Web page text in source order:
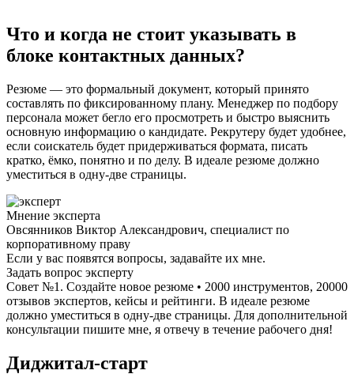
Что и когда не стоит указывать в
блоке контактных данных?
Резюме — это формальный документ, который принято
составлять по фиксированному плану. Менеджер по подбору
персонала может бегло его просмотреть и быстро выяснить
основную информацию о кандидате. Рекрутеру будет удобнее,
если соискатель будет придерживаться формата, писать
кратко, ёмко, понятно и по делу. В идеале резюме должно
уместиться в одну-две страницы.
Мнение эксперта
Овсянников Виктор Александрович, специалист по
корпоративному праву
Если у вас появятся вопросы, задавайте их мне.
Задать вопрос эксперту
Совет №1. Создайте новое резюме • 2000 инструментов, 20000
отзывов экспертов, кейсы и рейтинги. В идеале резюме
должно уместиться в одну-две страницы. Для дополнительной
консультации пишите мне, я отвечу в течение рабочего дня!
Диджитал-старт